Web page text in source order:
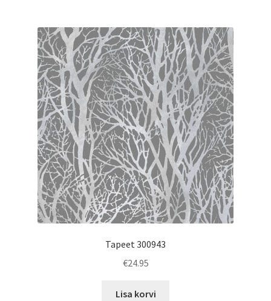
Tapeet 300943
€24.95
Lisa korvi